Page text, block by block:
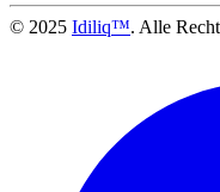
© 2025 Idiliq™. Alle